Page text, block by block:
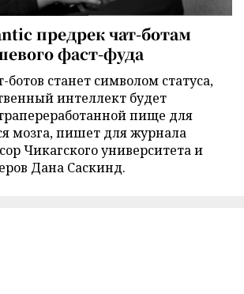
предрек чат-ботам
фаст-фуда
ботов станет символом статуса,
интеллект будет
пище для
мозга, пишет для журнала
Чикагского университета и
Дана Саскинд.